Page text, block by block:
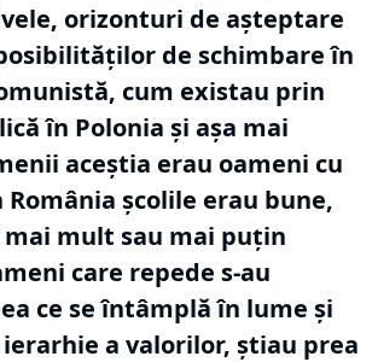
orizonturi de așteptare
de schimbare în
cum existau prin
în Polonia și așa mai
aceștia erau oameni cu
România școlile erau bune,
mult sau mai puțin
care repede s-au
ce se întâmplă în lume și
ierarhie a valorilor, știau prea